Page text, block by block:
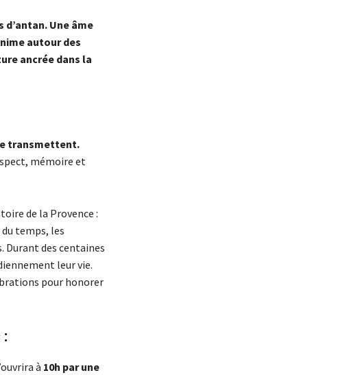
Une âme
autour des
ancrée dans la
transmettent.
mémoire et
de la Provence :
temps, les
Durant des centaines
leur vie.
pour honorer
à 10h par une